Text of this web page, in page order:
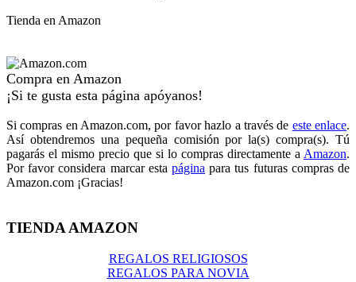
Tienda en Amazon
Compra en Amazon
¡Si te gusta esta página apóyanos!
Si compras en Amazon.com, por favor hazlo a través de este enlace.
Así obtendremos una pequeña comisión por la(s) compra(s). Tú
pagarás el mismo precio que si lo compras directamente a Amazon.
Por favor considera marcar esta página para tus futuras compras de
Amazon.com ¡Gracias!
TIENDA AMAZON
REGALOS RELIGIOSOS
REGALOS PARA NOVIA